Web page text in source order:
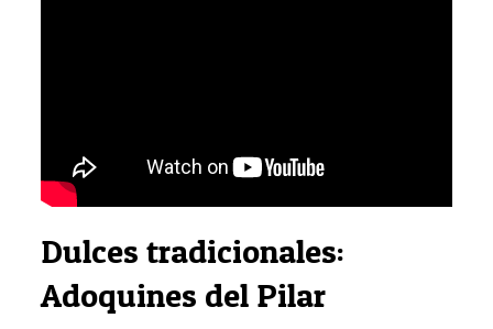
Dulces tradicionales:
Adoquines del Pilar